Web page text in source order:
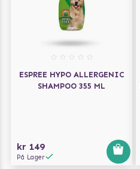
ESPREE HYPO ALLERGENIC
SHAMPOO 355 ML
kr 149
På Lager